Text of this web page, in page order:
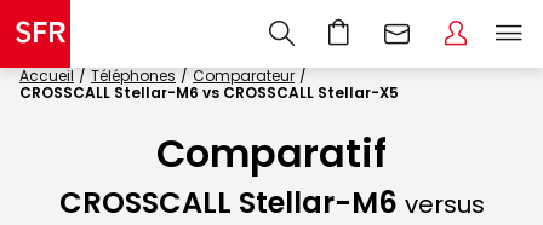
Accueil Téléphones
Comparateur
CROSSCALL Stellar-M6 vs CROSSCALL Stellar-X5
Comparatif
CROSSCALL Stellar-M6 versus